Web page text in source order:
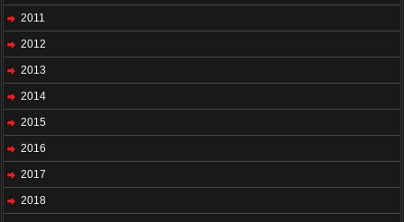
2011
2012
2013
2014
2015
2016
2017
2018